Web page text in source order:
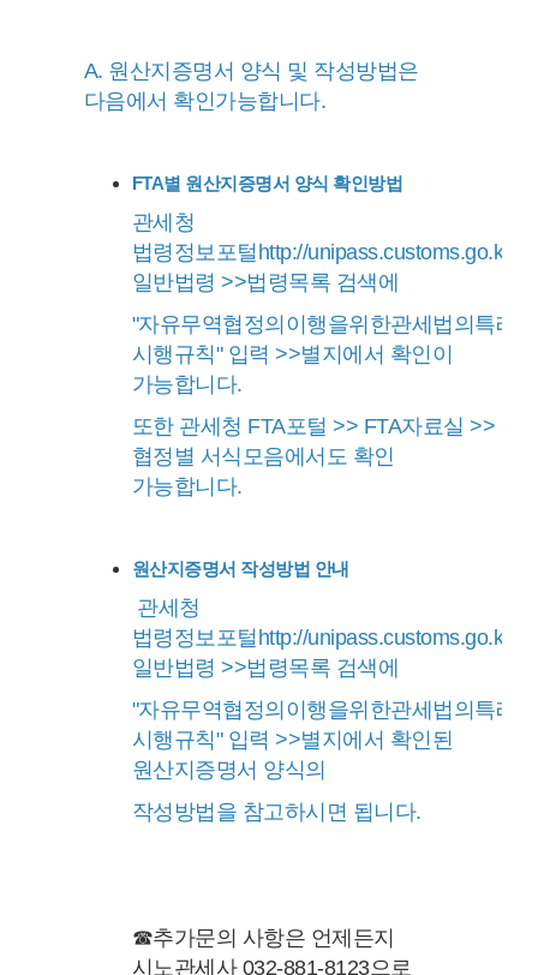
A. 원산지증명서 양식 및 작성방법은
다음에서 확인가능합니다.
FTA별 원산지증명서 양식 확인방법
관세청
법령정보포털 http://unipass.customs.go.kr
일반법령 >>법령목록 검색에
"자유무역협정의이행을위한관세법의특례
시행규칙" 입력 >>별지에서 확인이
가능합니다.
또한 관세청 FTA포털 >> FTA자료실 >>
협정별 서식모음에서도 확인
가능합니다.
원산지증명서 작성방법 안내
관세청
법령정보포털 http://unipass.customs.go.kr
일반법령 >>법령목록 검색에
"자유무역협정의이행을위한관세법의특례
시행규칙" 입력 >>별지에서 확인된
원산지증명서 양식의
작성방법을 참고하시면 됩니다.
☎추가문의 사항은 언제든지
시노관세사 032-881-8123으로